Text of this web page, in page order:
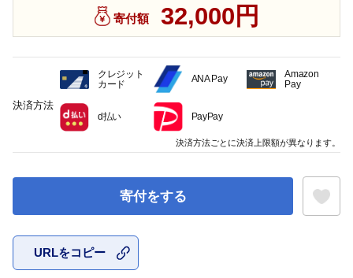
寄付額 32,000円
寄付をする
URLをコピー
決済方法
クレジット
カード
ANA Pay
Amazon
Pay
d払い PayPay
決済方法ごとに決済上限額が異なります。